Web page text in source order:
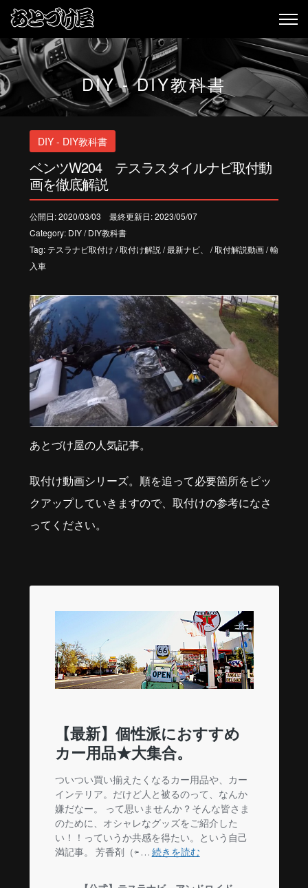
DIY - DIY教科書
DIY - DIY教科書
ベンツW204 テスラスタイルナビ取付動
画を徹底解説
公開日: 2020/03/03 最終更新日: 2023/05/07
Category: DIY/DIY教科書
Tag: テスラナビ取付け /取付け解説 /最新ナビ、 /取付解説動画/輸
入車
あとづけ屋の人気記事。
取付け動画シリーズ。順を追って必要箇所をピッ
クアップしていきますので、取付けの参考になさ
ってください。